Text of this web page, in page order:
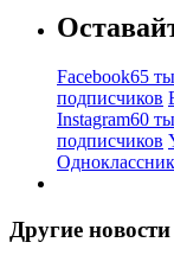
Facebook65
подписчиков
Instagram60
подписчиков
Другие новости